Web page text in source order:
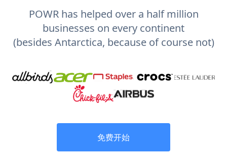
POWR has helped over a half million
businesses on every continent
(besides Antarctica, because of course not)
免费开始